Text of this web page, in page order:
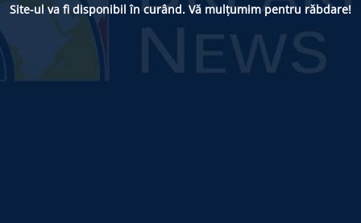
Site-ul va fi disponibil în curând. Vă mulțumim pentru răbdare!